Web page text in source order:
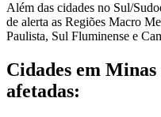
Além das cidades no Sul/
de alerta as Regiões Macro
Paulista, Sul Fluminense e
Cidades em
afetadas: